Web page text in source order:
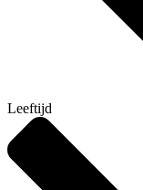
Leeftijd